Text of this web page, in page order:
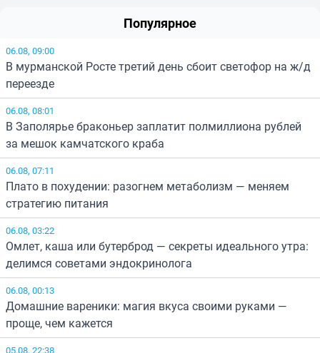
Популярное
06.08, 09:00
В мурманской Росте третий день сбоит светофор на ж/д
переезде
06.08, 08:01
В Заполярье браконьер заплатит полмиллиона рублей
за мешок камчатского краба
06.08, 07:11
Плато в похудении: разогнем метаболизм — меняем
стратегию питания
06.08, 03:22
Омлет, каша или бутерброд — секреты идеального утра:
делимся советами эндокринолога
06.08, 00:13
Домашние вареники: магия вкуса своими руками —
проще, чем кажется